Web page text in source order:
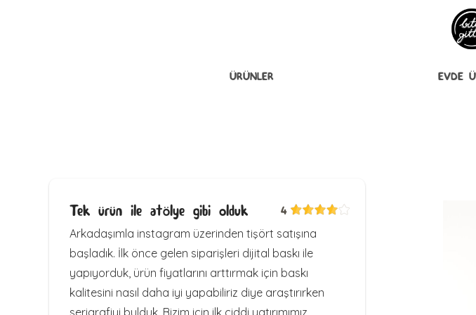
ÜRÜNLER EVDE
Tek ürün ile atölye gibi olduk 4
Arkadaşımla instagram üzerinden tişört satışına
başladık. İlk önce gelen siparişleri dijital baskı ile
yapıyorduk, ürün fiyatlarını arttırmak için baskı
kalitesini nasıl daha iyi yapabiliriz diye araştırırken
serigrafiyi bulduk. Bizim için ilk ciddi yatırımımız